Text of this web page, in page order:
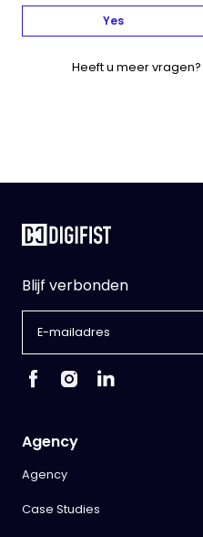
Yes
Heeft u meer vragen?
Blijf verbonden
Agency
Agency
Case Studies